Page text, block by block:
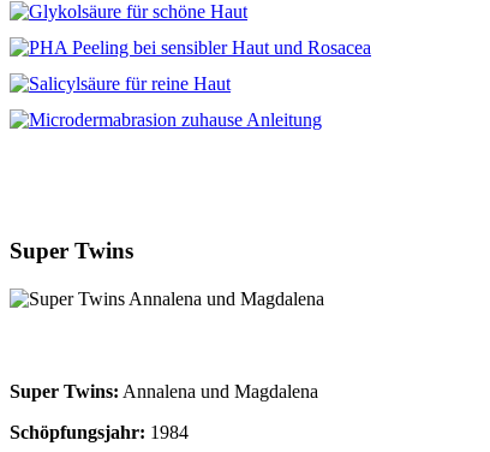
Super Twins
Super Twins: Annalena und Magdalena
Schöpfungsjahr: 1984